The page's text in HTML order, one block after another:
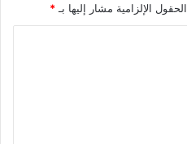
الحقول الإلزامية مشار إليها بـ *